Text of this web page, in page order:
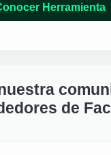
Herramienta
de